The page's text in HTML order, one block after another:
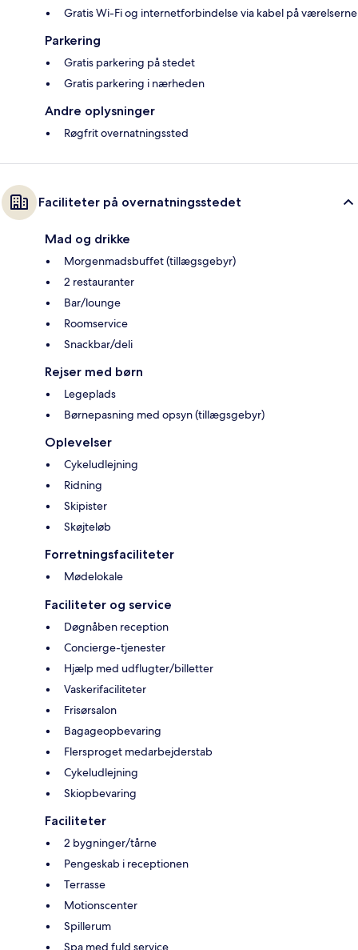
Gratis Wi-Fi og internetforbindelse via kabel på værelserne
Parkering
Gratis parkering på stedet
Gratis parkering i nærheden
Andre oplysninger
Røgfrit overnatningssted
Faciliteter på overnatningsstedet
Mad og drikke
Morgenmadsbuffet (tillægsgebyr)
2 restauranter
Bar/lounge
Roomservice
Snackbar/deli
Rejser med børn
Legeplads
Børnepasning med opsyn (tillægsgebyr)
Oplevelser
Cykeludlejning
Ridning
Skipister
Skøjteløb
Forretningsfaciliteter
Mødelokale
Faciliteter og service
Døgnåben reception
Concierge-tjenester
Hjælp med udflugter/billetter
Vaskerifaciliteter
Frisørsalon
Bagageopbevaring
Flersproget medarbejderstab
Cykeludlejning
Skiopbevaring
Faciliteter
2 bygninger/tårne
Pengeskab i receptionen
Terrasse
Motionscenter
Spillerum
Spa med fuld service